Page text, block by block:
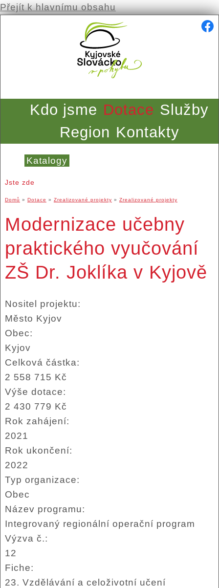
Přejít k hlavnímu obsahu
Kdo jsme Dotace Služby
Region Kontakty
Katalogy
Jste zde
Domů » Dotace » Zrealizované projekty » Zrealizované projekty
Modernizace učebny
praktického vyučování
ZŠ Dr. Joklíka v Kyjově
Nositel projektu:
Město Kyjov
Obec:
Kyjov
Celková částka:
2 558 715 Kč
Výše dotace:
2 430 779 Kč
Rok zahájení:
2021
Rok ukončení:
2022
Typ organizace:
Obec
Název programu:
Integrovaný regionální operační program
Výzva č.:
12
Fiche:
23. Vzdělávání a celoživotní učení